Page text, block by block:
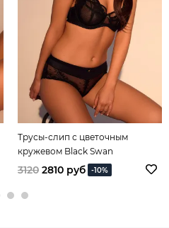
Трусы-слип с цветочным
кружевом Black Swan
3120 2810 руб -10%